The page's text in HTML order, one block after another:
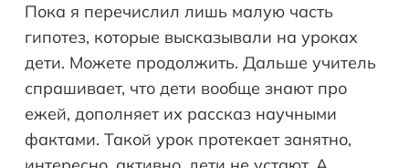
Пока я перечислил лишь малую часть
гипотез, которые высказывали на уроках
дети. Можете продолжить. Дальше учитель
спрашивает, что дети вообще знают про
ежей, дополняет их рассказ научными
фактами. Такой урок протекает занятно,